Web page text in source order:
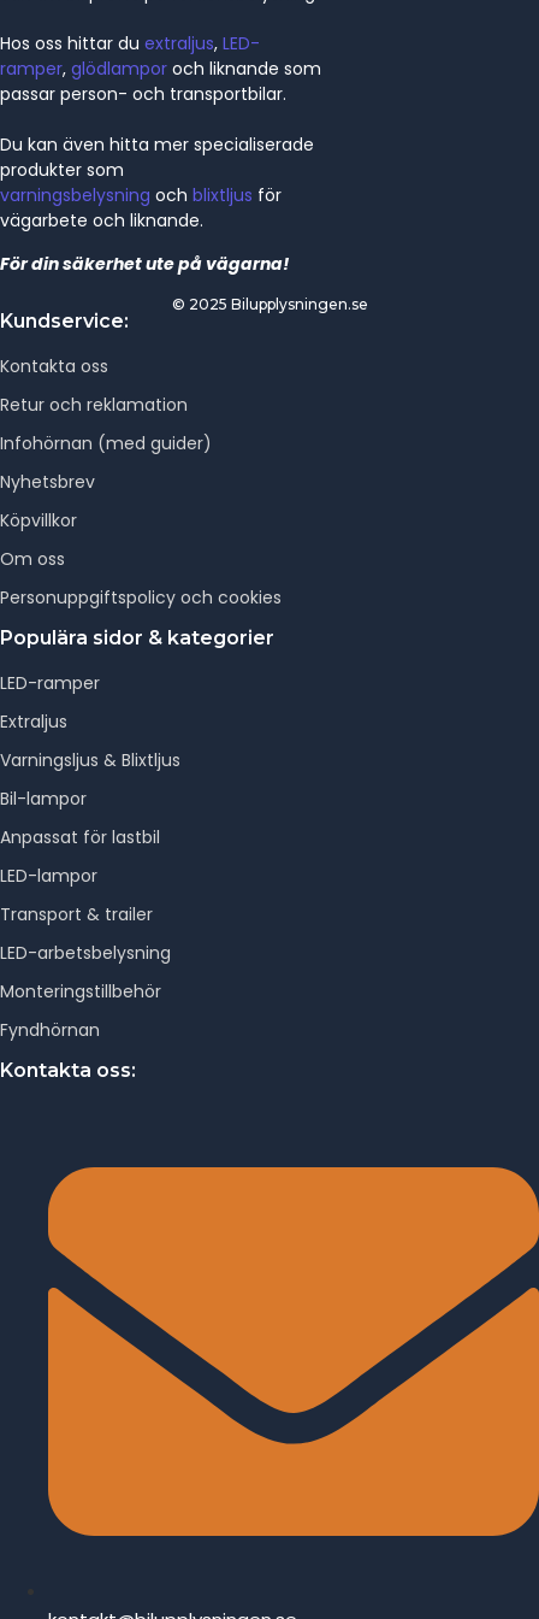
Hos oss hittar du extraljus, LED-
ramper, glödlampor och liknande som
passar person- och transportbilar.
Du kan även hitta mer specialiserade
produkter som
varningsbelysning och blixtljus för
vägarbete och liknande.
För din säkerhet ute på vägarna!
© 2025 Bilupplysningen.se
Kundservice:
Kontakta oss
Retur och reklamation
Infohörnan (med guider)
Nyhetsbrev
Köpvillkor
Om oss
Personuppgiftspolicy och cookies
Populära sidor & kategorier
LED-ramper
Extraljus
Varningsljus & Blixtljus
Bil-lampor
Anpassat för lastbil
LED-lampor
Transport & trailer
LED-arbetsbelysning
Monteringstillbehör
Fyndhörnan
Kontakta oss: